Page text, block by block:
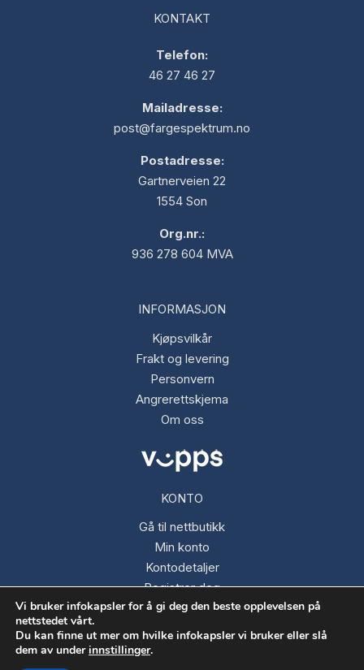
KONTAKT
Telefon:
46 27 46 27
Mailadresse:
post@fargespektrum.no
Postadresse:
Gartnerveien 22
1554 Son
Org.nr.:
936 278 604 MVA
INFORMASJON
Kjøpsvilkår
Frakt og levering
Personvern
Angrerettskjema
Om oss
KONTO
Gå til nettbutikk
Min konto
Kontodetaljer
Registrer deg
Glemt passord
Vi bruker infokapsler for å gi deg den beste opplevelsen på
nettstedet vårt.
Du kan finne ut mer om hvilke infokapsler vi bruker eller slå
dem av underinnstillinger.